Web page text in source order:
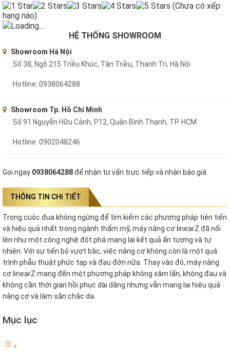
(Chưa có xếp
hạng nào)
Loading...
HỆ THỐNG SHOWROOM
Showroom Hà Nội
Số 38, Ngõ 215 Triều Khúc, Tân Triều, Thanh Trì, Hà Nội
Hotline: 0938064288
Showroom Tp. Hồ Chí Minh
Số 91 Nguyễn Hữu Cảnh, P12, Quận Bình Thạnh, TP. HCM
Hotline: 0902048246
Gọi ngay 0938064288để nhận tư vấn trực tiếp và nhận báo giá
THÔNG TIN CHI TIẾT
Trong cuộc đua không ngừng để tìm kiếm các phương pháp tiên tiến
và hiệu quả nhất trong ngành thẩm mỹ, máy nâng cơ linearZ đã nổi
lên như một công nghệ đột phá mang lại kết quả ấn tượng và tự
nhiên. Với sự tiến bộ vượt bậc, việc nâng cơ không còn là một quá
trình phẫu thuật phức tạp và đau đớn nữa. Thay vào đó, máy nâng
cơ linearZ mang đến một phương pháp không xâm lấn, không đau và
không cần thời gian hồi phục dài dằng nhưng vẫn mang lại hiệu quả
nâng cơ và làm săn chắc da.
Mục lục